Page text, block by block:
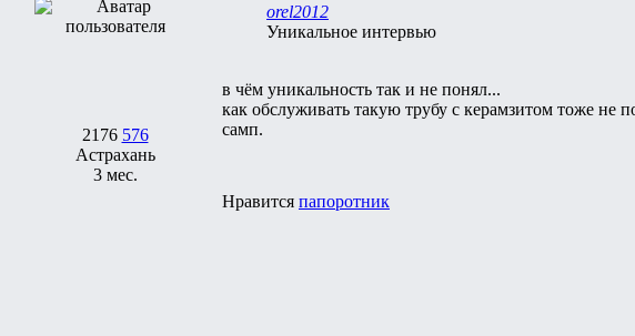
2176 576
Астрахань
3 мес.
orel2012
Уникальное интервью
в чём уникальность так и не понял...
как обслуживать такую трубу с керамзитом тоже не
самп.
Нравится папоротник